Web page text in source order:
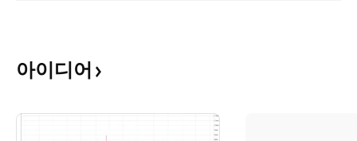
아이디어